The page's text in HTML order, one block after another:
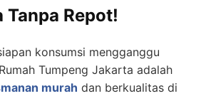
Tanpa Repot!
konsumsi mengganggu
Tumpeng Jakarta adalah
murah dan berkualitas di